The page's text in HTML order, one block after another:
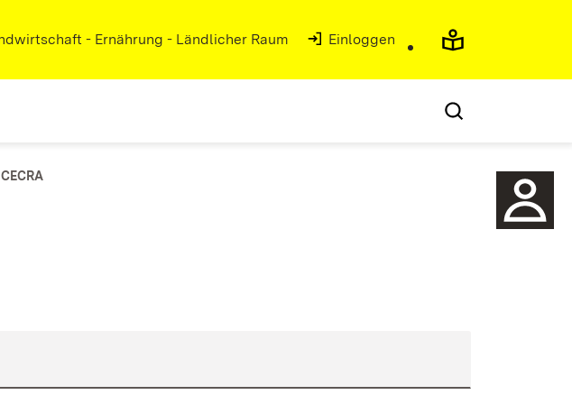
- Ernährung - Ländlicher Raum (Öffnet in neuem Fenster)
Einloggen
CECRA